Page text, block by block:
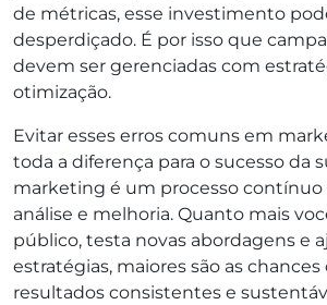
de métricas, esse investimento
desperdiçado. É por isso que
devem ser gerenciadas com
otimização.
Evitar esses erros comuns em
toda a diferença para o sucesso da
marketing é um processo contínuo
análise e melhoria. Quanto mais
público, testa novas abordagens e
estratégias, maiores são as
resultados consistentes e